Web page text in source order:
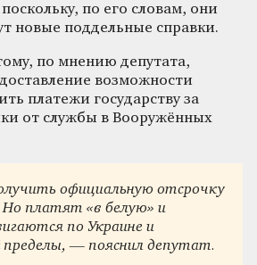
по его словам, они
новые поддельные справки.
по мнению депутата,
возможности
платежи государству за
от службы в Вооружённых
официальную отсрочку
платят «в белую» и
по Украине и
— пояснил депутат.